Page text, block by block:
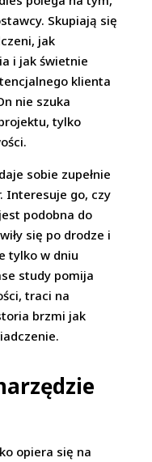
Skupiają się
jak
i jak świetnie
klienta
nie szuka
tylko
sobie zupełnie
Interesuje go, czy
podobna do
się po drodze i
tylko w dniu
study pomija
traci na
brzmi jak
opiera się na